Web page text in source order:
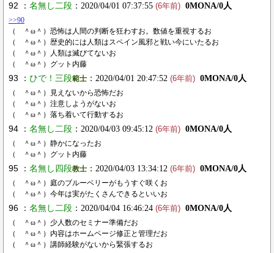
92 ： 名無し二段 ：2020/04/01 07:37:55 (6年前) 0MONA/0人
>>90
（ ＾ω＾）恐怖は人間の判断を狂わすお。数値を重視するお
（ ＾ω＾）歴史的には人類はスペイン風邪と戦い今にいたるお
（ ＾ω＾）人類は滅びてないお
（ ＾ω＾）グット内藤
93 ： ひで！三段範士 ：2020/04/01 20:47:52 (6年前) 0MONA/0人
（ ＾ω＾）見えないから恐怖だお
（ ＾ω＾）注意しようがないお
（ ＾ω＾）落ち着いて行動するお
94 ： 名無し二段 ：2020/04/03 09:45:12 (6年前) 0MONA/0人
（ ＾ω＾）静かになったお
（ ＾ω＾）グット内藤
95 ： 名無し四段教士 ：2020/04/03 13:34:12 (6年前) 0MONA/0人
（ ＾ω＾）庭のブルーベリーがもうすぐ咲くお
（ ＾ω＾）今年は実がたくさんできるといいお
96 ： 名無し二段 ：2020/04/04 16:46:24 (6年前) 0MONA/0人
（ ＾ω＾）少人数のセミナー準備だお
（ ＾ω＾）内容はホームページ修正と管理だお
（ ＾ω＾）講師経験がないから緊張するお